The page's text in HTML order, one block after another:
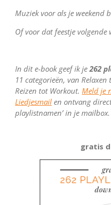
Muziek voor als je weekend
Of voor dat feestje volgende
In dit e-book geef ik je 262
11 categorieën, van
Reizen tot Workout. Meld je
Liedjesmail en ontvang
playlistnamen’ in je mailbox.
gratis